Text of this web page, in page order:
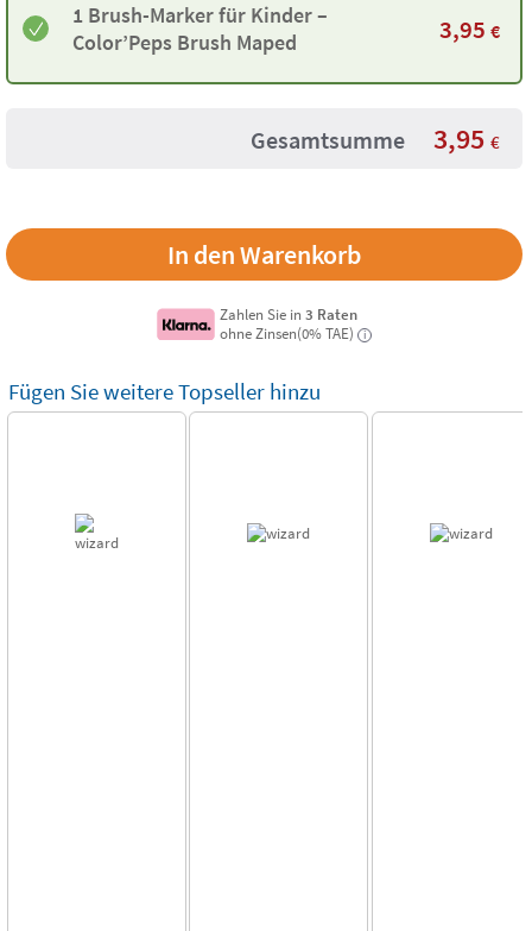
1 Brush-Marker für Kinder –
Color’Peps Brush Maped
3,95 €
Gesamtsumme 3,95 €
Zahlen Sie in3 Raten
ohne Zinsen(0% TAE)
i
Fügen Sie weitere Topseller hinzu